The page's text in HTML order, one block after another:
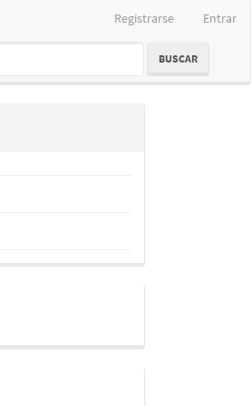
Registrarse Entrar
BUSCAR